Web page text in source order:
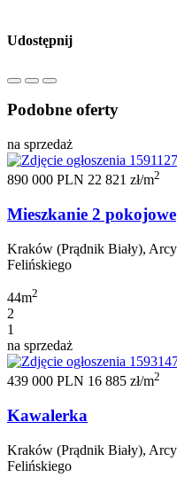
Udostępnij
Podobne oferty
na sprzedaż
890 000 PLN 22 821 zł/m2
Mieszkanie 2 pokojowe
Kraków (Prądnik Biały),
Felińskiego
44m2
2
1
na sprzedaż
439 000 PLN 16 885 zł/m2
Kawalerka
Kraków (Prądnik Biały),
Felińskiego